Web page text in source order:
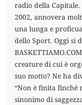
radio della
2002, annovera
una lunga e
dello Sport. Oggi si
creature di cui è
suo motto? Ne ha
“Non è finita finché
sinonimo di